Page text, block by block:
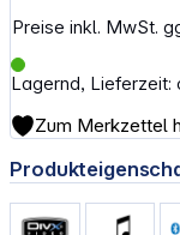
Preise inkl. MwSt.
Lagernd, Lieferzeit:
Zum Merkzettel